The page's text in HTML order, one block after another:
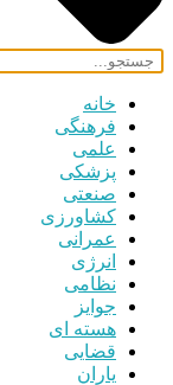
خانه
فرهنگی
علمی
پزشکی
صنعتی
کشاورزی
عمرانی
انرژی
نظامی
جوایز
هسته ای
قضایی
یاران